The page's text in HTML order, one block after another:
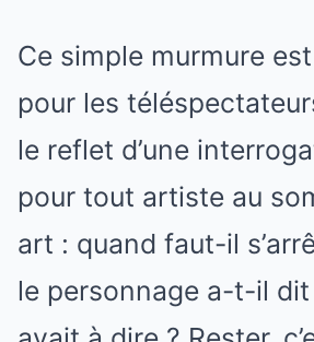
Ce simple murmure
pour les
le reflet d’une
pour tout artiste au
art : quand faut-il
le personnage a-t-il dit